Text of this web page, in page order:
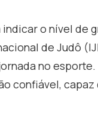
o nível de
de Judô
no
confiável, capaz